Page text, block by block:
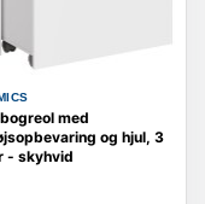
med
og hjul, 3
- skyhvid